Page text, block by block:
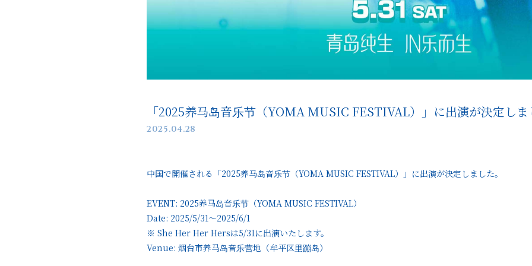
「2025养马岛音乐节（YOMA MUSIC FESTIVAL）」に出演が決定しま
2025.04.28
中国で開催される「2025养马岛音乐节（YOMA MUSIC FESTIVAL）」に出演が決定しました。
EVENT: 2025养马岛音乐节（YOMA MUSIC FESTIVAL）
Date: 2025/5/31〜2025/6/1
※ She Her Her Hersは5/31に出演いたします。
Venue: 烟台市养马岛音乐营地（牟平区里蹦岛）